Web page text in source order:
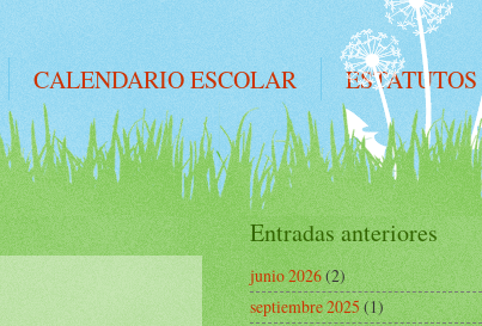
CALENDARIO ESCOLAR ESTATUTOS
Entradas anteriores
junio 2026(2)
septiembre 2025(1)